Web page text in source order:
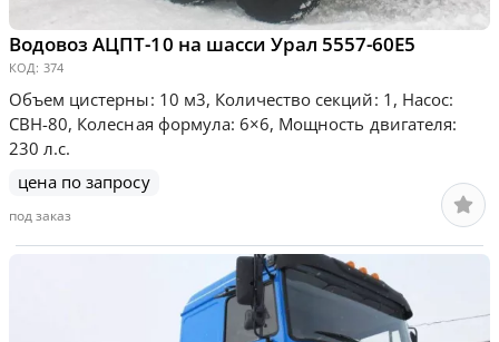
Водовоз АЦПТ-10 на шасси Урал 5557-60Е5
КОД: 374
Объем цистерны: 10 м3, Количество секций: 1, Насос:
СВН-80, Колесная формула: 6×6, Мощность двигателя:
230 л.с.
цена по запросу
под заказ